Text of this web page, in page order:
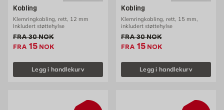
Kobling
Klemringkobling, rett, 12 mm
Inkludert støttehylse
FRAGammel pris 30 NOK /stk
30NOK
FRA Ekstrapris 15 NOK /stk
15 NOK
Legg i handlekurv
Kobling
Klemringkobling, rett, 15 mm,
inkludert støttehylse
FRAGammel pris 30 NOK /stk
30NOK
FRA Ekstrapris 15 NOK /
15 NOK
Legg i handlekurv